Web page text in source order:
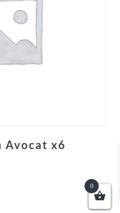
Avocat x6
0